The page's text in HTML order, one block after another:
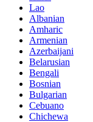
Lao
Albanian
Amharic
Armenian
Azerbaijani
Belarusian
Bengali
Bosnian
Bulgarian
Cebuano
Chichewa